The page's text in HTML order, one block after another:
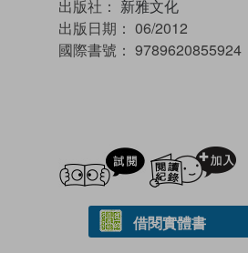
出版社： 新雅文化
出版日期： 06/2012
國際書號： 9789620855924
試閲
借閱實體書